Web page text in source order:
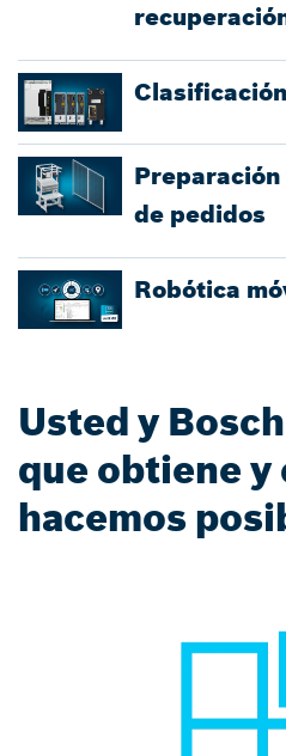
de pedidos
Robótica
Usted y
que obtiene y
hacemos